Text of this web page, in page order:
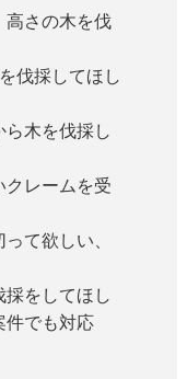
高さの木を伐
伐採してほし
ら木を伐採し
クレームを受
て欲しい、
採をしてほし
件でも対応